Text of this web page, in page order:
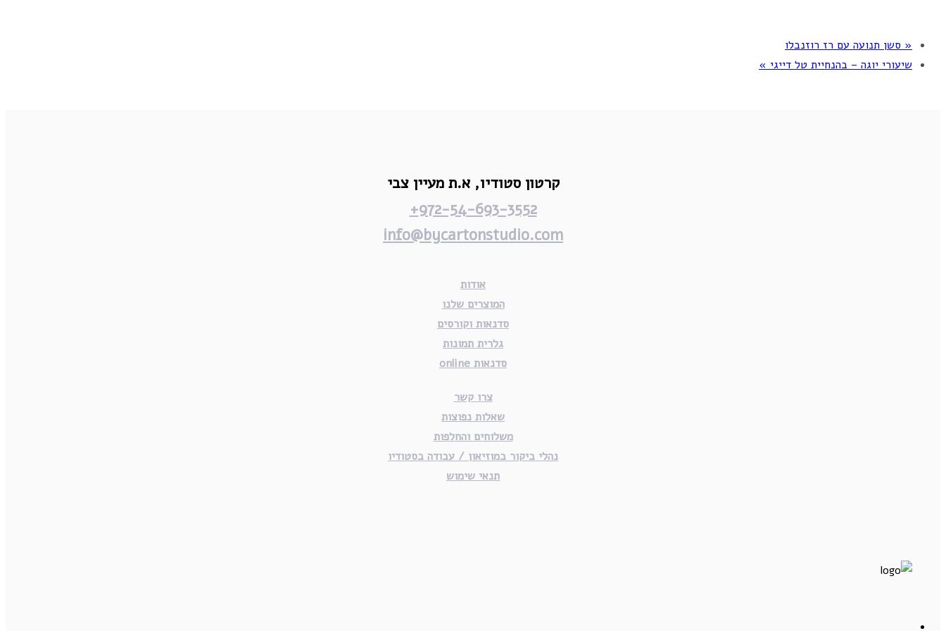
« סשן תנועה עם רז רוזנבלו
שיעורי יוגה – בהנחיית טל דייגי »
קרטון סטודיו,א.ת מעיין צבי
972-54-693-3552+
info@bycartonstudio.com
אודות
המוצרים שלנו
סדנאות וקורסים
גלרית תמונות
סדנאות online
צרו קשר
שאלות נפוצות
משלוחים והחלפות
נהלי ביקור במוזיאון / עבודה בסטודיו
תנאי שימוש